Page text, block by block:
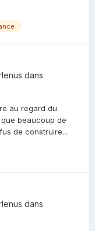
dans
au regard du
beaucoup de
de construire...
dans